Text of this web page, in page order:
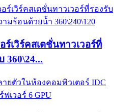
ร์เวิร์คสเตชั่นทาวเวอร์ที่
360\24...